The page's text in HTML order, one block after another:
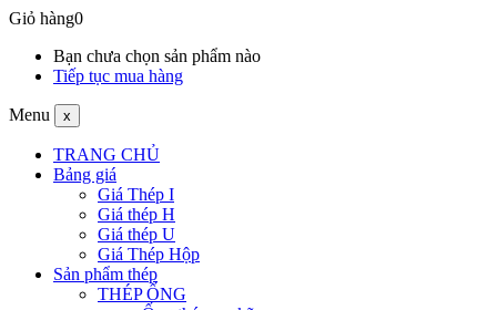
Giỏ hàng0
Bạn chưa chọn sản phẩm nào
Tiếp tục mua hàng
Menu x
TRANG CHỦ
Bảng giá
Giá Thép I
Giá thép H
Giá thép U
Giá Thép Hộp
Sản phẩm thép
THÉP ỐNG